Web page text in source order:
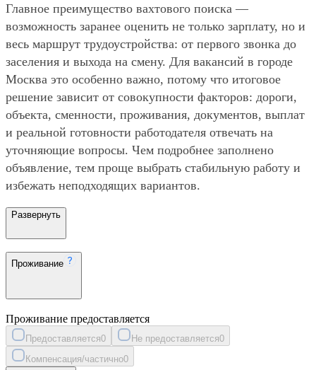
Главное преимущество вахтового поиска —
возможность заранее оценить не только зарплату, но и
весь маршрут трудоустройства: от первого звонка до
заселения и выхода на смену. Для вакансий в городе
Москва это особенно важно, потому что итоговое
решение зависит от совокупности факторов: дороги,
объекта, сменности, проживания, документов, выплат
и реальной готовности работодателя отвечать на
уточняющие вопросы. Чем подробнее заполнено
объявление, тем проще выбрать стабильную работу и
избежать неподходящих вариантов.
Развернуть
Проживание
Проживание предоставляется
Предоставляется0 Не предоставляется0
Компенсация/частично0